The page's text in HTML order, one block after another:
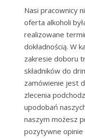
Nasi pracownicy
oferta alkoholi
realizowane
dokładnością. W
zakresie doboru
składników do
zamówienie jest
zlecenia
upodobań
naszym możesz
pozytywne opinie